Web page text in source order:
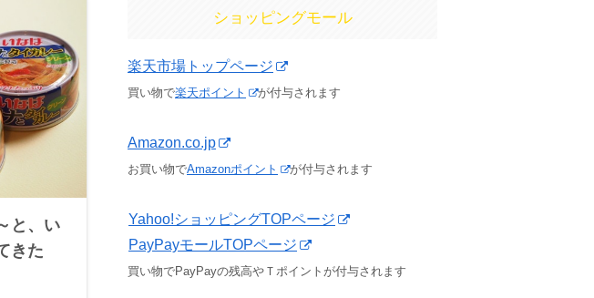
と、い
きた
ショッピングモール
楽天市場トップページ
買い物で楽天ポイント が付与されます
Amazon.co.jp
お買い物でAmazonポイント が付与されます
Yahoo!ショッピングTOPページ
PayPayモールTOPページ
買い物でPayPayの残高やＴポイントが付与されます